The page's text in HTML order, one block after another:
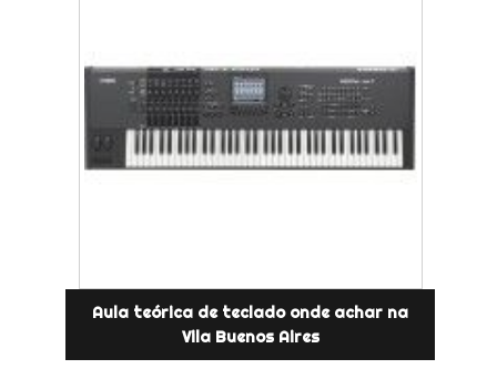
Aula teórica de teclado onde achar na
Vila Buenos Aires